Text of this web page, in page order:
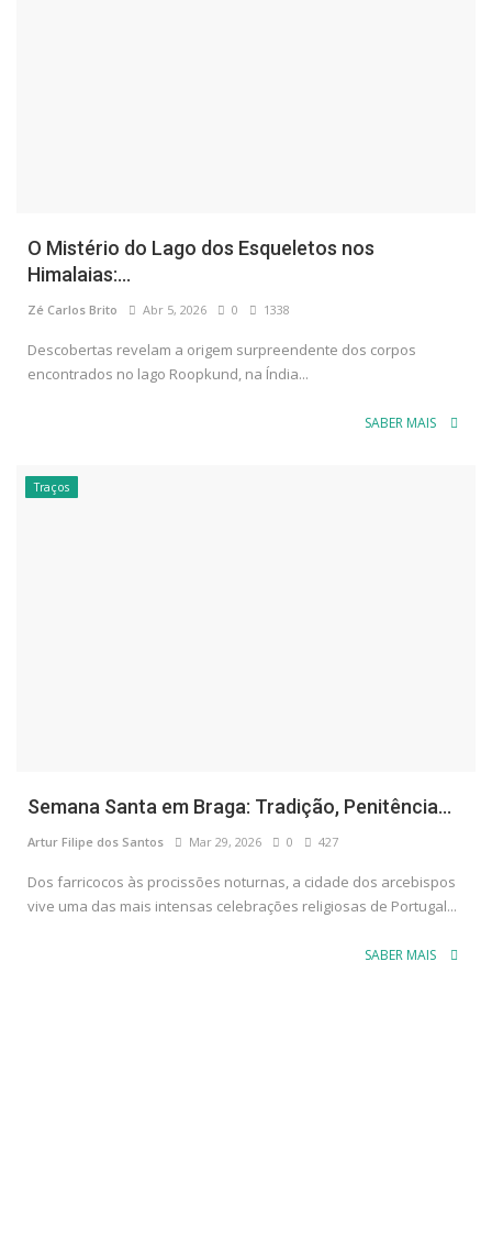
O Mistério do Lago dos Esqueletos nos
Himalaias:...
Zé Carlos Brito Abr 5, 2026 0 1338
Descobertas revelam a origem surpreendente dos corpos
encontrados no lago Roopkund, na Índia...
SABER MAIS
Traços
Semana Santa em Braga: Tradição, Penitência...
Artur Filipe dos Santos Mar 29, 2026 0 427
Dos farricocos às procissões noturnas, a cidade dos arcebispos
vive uma das mais intensas celebrações religiosas de Portugal...
SABER MAIS